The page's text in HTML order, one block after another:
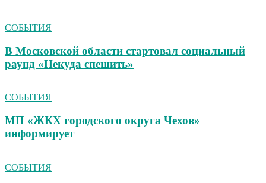
СОБЫТИЯ
В Московской области стартовал социальный
раунд «Некуда спешить»
СОБЫТИЯ
МП «ЖКХ городского округа Чехов»
информирует
СОБЫТИЯ